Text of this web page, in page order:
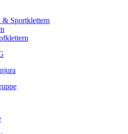
& Sportklettern